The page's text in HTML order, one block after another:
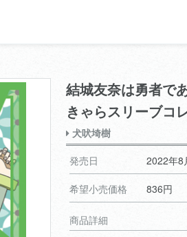
結城友奈は勇者で
きゃらスリーブコ
犬吠埼樹
発売日
2022年8
希望小売価格 836円
商品詳細